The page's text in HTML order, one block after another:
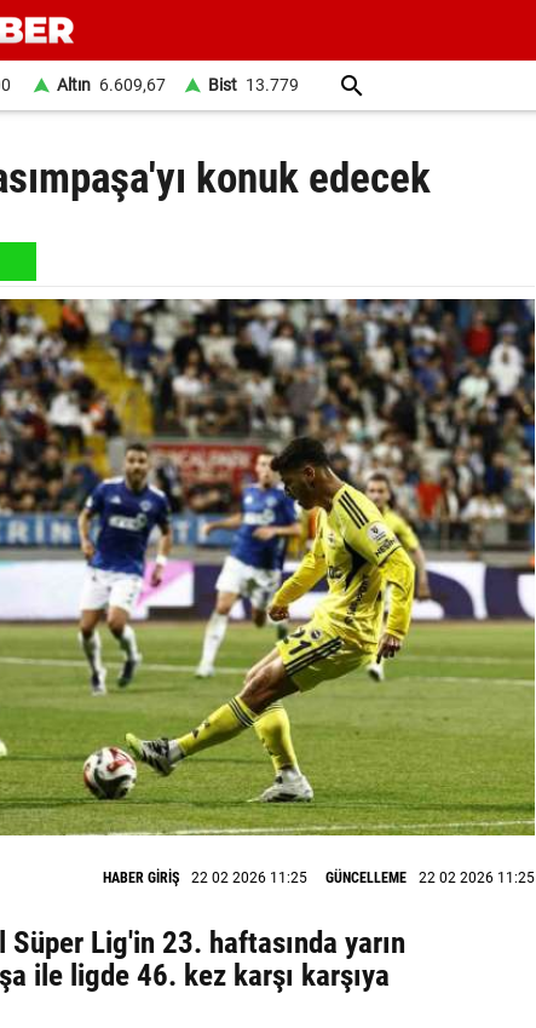
Altın 6.609,67 Bist 13.779
konuk edecek
HABER GİRİŞ 22 02 2026 11:25 GÜNCELLEME 22 02 2026 11:25
Süper Lig'in 23. haftasında yarın
ile ligde 46. kez karşı karşıya